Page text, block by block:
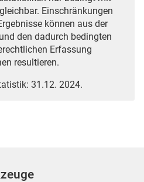
Einschränkungen
können aus der
den dadurch bedingten
Erfassung
resultieren.
31.12. 2024.